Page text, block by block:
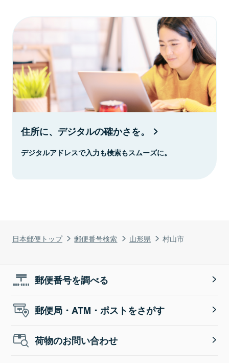
日本郵便トップ 郵便番号検索 山形県 村山市
住所に、デジタルの確かさを。
デジタルアドレスで入力も検索もスムーズに。
郵便番号を調べる
郵便局・ATM・ポストをさがす
荷物のお問い合わせ